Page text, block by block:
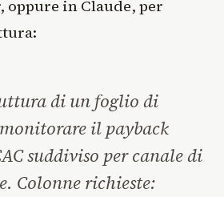
oppure in Claude, per
di un foglio di
il payback
suddiviso per canale di
Colonne richieste: